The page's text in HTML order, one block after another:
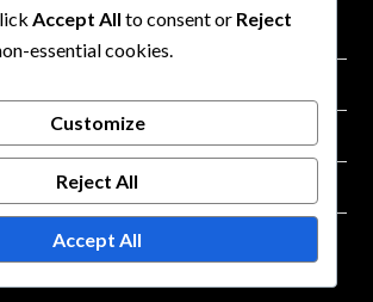
a kapcsolatot
Accept All to consent or Reject
essential cookies.
Customize
Reject All
Accept All